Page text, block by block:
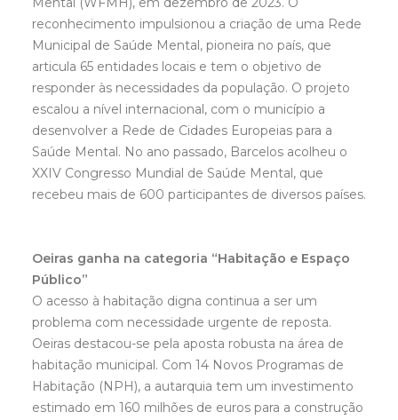
reconhecimento impulsionou a criação de uma Rede
Municipal de Saúde Mental, pioneira no país, que
articula 65 entidades locais e tem o objetivo de
responder às necessidades da população. O projeto
escalou a nível internacional, com o município a
desenvolver a Rede de Cidades Europeias para a
Saúde Mental. No ano passado, Barcelos acolheu o
XXIV Congresso Mundial de Saúde Mental, que
recebeu mais de 600 participantes de diversos países.
Oeiras ganha na categoria “Habitação e Espaço
Público”
O acesso à habitação digna continua a ser um
problema com necessidade urgente de reposta.
Oeiras destacou-se pela aposta robusta na área de
habitação municipal. Com 14 Novos Programas de
Habitação (NPH), a autarquia tem um investimento
estimado em 160 milhões de euros para a construção